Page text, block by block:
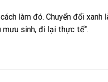
làm đó. Chuyển đổi
sinh, đi lại thực tế”.